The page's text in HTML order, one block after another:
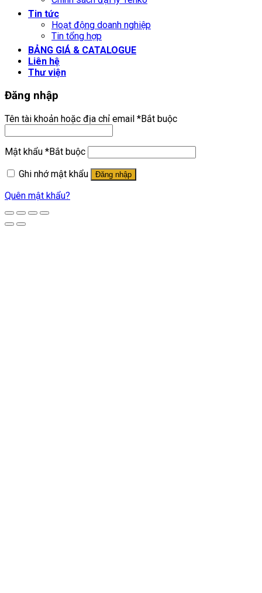
Tin tức
Hoạt động doanh nghiệp
Tin tổng hợp
BẢNG GIÁ & CATALOGUE
Liên hệ
Thư viện
Đăng nhập
Tên tài khoản hoặc địa chỉ email *Bắt buộc
Mật khẩu *Bắt buộc
Ghi nhớ mật khẩu
Đăng nhập
Quên mật khẩu?